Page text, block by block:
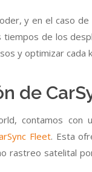
y en el caso
tiempos de los
y optimizar cada
de
contamos con
Fleet. Esta
rastreo satelital